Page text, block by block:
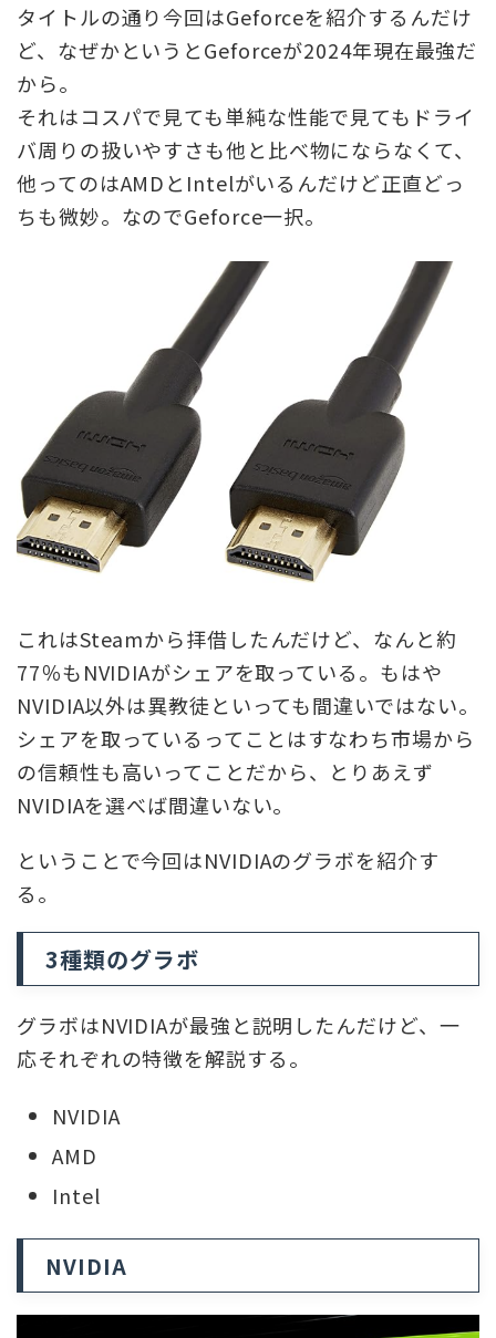
タイトルの通り今回はGeforceを紹介するんだけ
ど、なぜかというとGeforceが2024年現在最強だ
から。
それはコスパで見ても単純な性能で見てもドライ
バ周りの扱いやすさも他と比べ物にならなくて、
他ってのはAMDとIntelがいるんだけど正直どっ
ちも微妙。なのでGeforce一択。
これはSteamから拝借したんだけど、なんと約
77％もNVIDIAがシェアを取っている。もはや
NVIDIA以外は異教徒といっても間違いではない。
シェアを取っているってことはすなわち市場から
の信頼性も高いってことだから、とりあえず
NVIDIAを選べば間違いない。
ということで今回はNVIDIAのグラボを紹介す
る。
3種類のグラボ
グラボはNVIDIAが最強と説明したんだけど、一
応それぞれの特徴を解説する。
NVIDIA
AMD
Intel
NVIDIA